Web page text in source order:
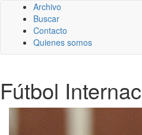
Archivo
Buscar
Contacto
Quienes somos
Fútbol